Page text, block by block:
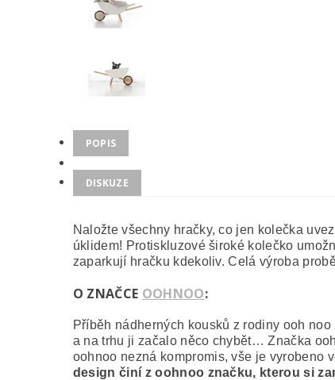
POPIS
DISKUZE
Naložte všechny hračky, co jen kolečka
úklidem! Protiskluzové široké kolečko
zaparkují hračku kdekoliv. Celá výroba
O ZNAČCE OOHNOO:
Příběh nádherných kousků z rodiny ooh
a na trhu ji začalo něco chybět… Značka
oohnoo nezná kompromis, vše je vyrobeno
design činí z oohnoo značku, kterou si